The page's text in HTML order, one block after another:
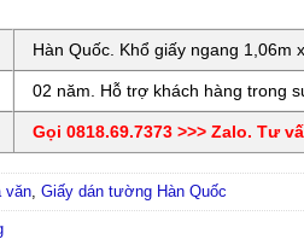
Hàn Quốc. Khổ giấy ngang 1,06m
02 năm. Hỗ trợ khách hàng trong
Gọi 0818.69.7373 >>> Zalo. Tư
văn, Giấy dán tường Hàn Quốc